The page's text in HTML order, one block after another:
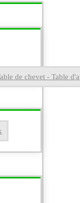
de chevet - Table